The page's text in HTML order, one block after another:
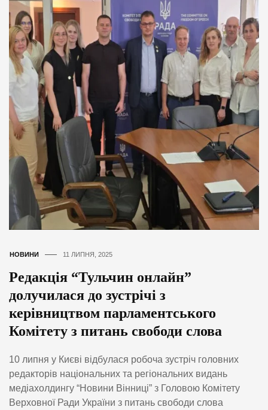
НОВИНИ 11 ЛИПНЯ, 2025
Редакція “Тульчин онлайн”
долучилася до зустрічі з
керівництвом парламентського
Комітету з питань свободи слова
10 липня у Києві відбулася робоча зустріч головних
редакторів національних та регіональних видань
медіахолдингу “Новини Вінниці” з Головою Комітету
Верховної Ради України з питань свободи слова